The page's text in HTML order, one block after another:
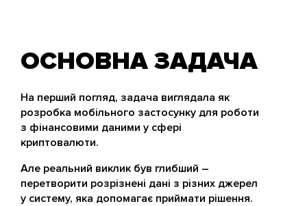
ОСНОВНА ЗАДАЧА
На перший погляд, задача виглядала як
розробка мобільного застосунку для роботи
з фінансовими даними у сфері
криптовалюти.
Але реальний виклик був глибший –
перетворити розрізнені дані з різних джерел
у систему, яка допомагає приймати рішення.